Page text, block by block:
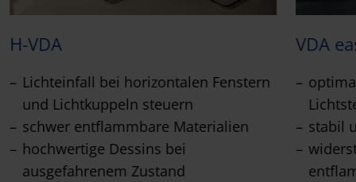
H-VDA
Lichteinfall bei horizontalen Fenstern
und Lichtkuppeln steuern
schwer entflammbare Materialien
hochwertige Dessins bei
ausgefahrenem Zustand
VDA
stabil